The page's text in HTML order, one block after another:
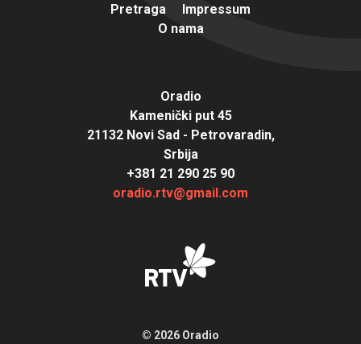
Pretraga
Impressum
O nama
Oradio
Kamenički put 45
21132 Novi Sad - Petrovaradin,
Srbija
+381 21 290 25 90
oradio.rtv@gmail.com
© 2026 Oradio